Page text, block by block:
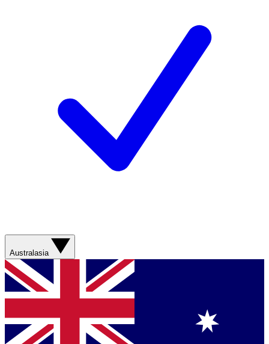
Australasia